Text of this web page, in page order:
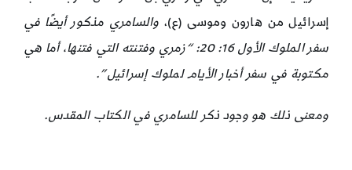
إسرائيل من هارون وموسى (ع)، والسامري مذكور أيضًا في
سفر الملوك الأول 16: 20: “زمري وفتنته التي فتنها، أما هي
مكتوبة في سفر أخبار الأيام لملوك إسرائيل”.
ومعنى ذلك هو وجود ذكر للسامري في الكتاب المقدس.